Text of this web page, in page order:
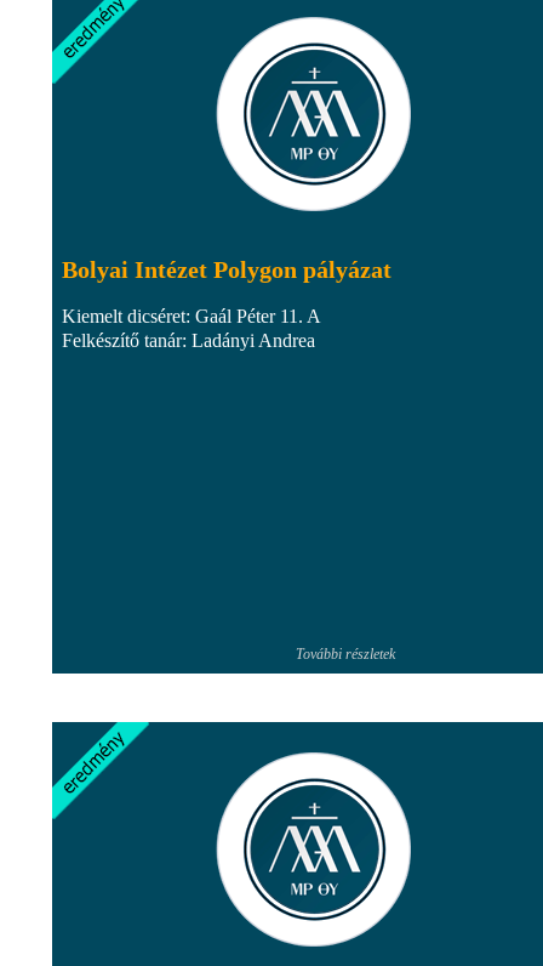
Bolyai Intézet Polygon pályázat
Kiemelt dicséret: Gaál Péter 11. A
Felkészítő tanár: Ladányi Andrea
További részletek